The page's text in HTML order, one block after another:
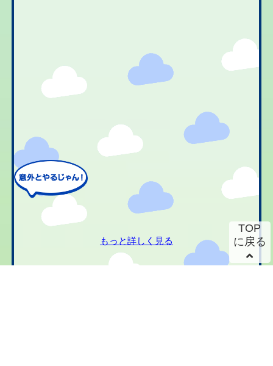
もっと詳しく見る
TOP
に戻る